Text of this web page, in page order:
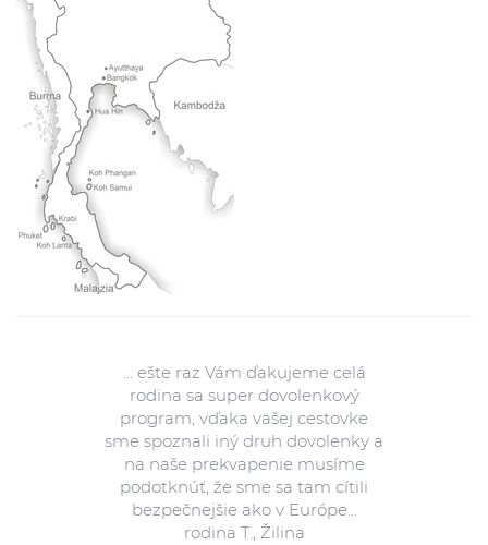
... ešte raz Vám ďakujeme celá
rodina sa super dovolenkový
program, vďaka vašej cestovke
sme spoznali iný druh dovolenky a
na naše prekvapenie musíme
podotknúť, že sme sa tam cítili
bezpečnejšie ako v Európe...
rodina T., Žilina